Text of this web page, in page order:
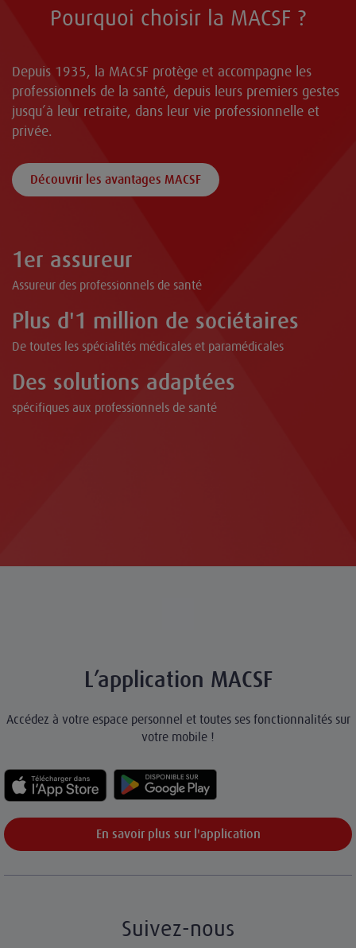
Pourquoi choisir la MACSF ?
Depuis 1935, la MACSF protège et accompagne les
professionnels de la santé, depuis leurs premiers gestes
jusqu’à leur retraite, dans leur vie professionnelle et
privée.
Découvrir les avantages MACSF
1er assureur
Assureur des professionnels de santé
Plus d'1 million de sociétaires
De toutes les spécialités médicales et paramédicales
Des solutions adaptées
spécifiques aux professionnels de santé
L’application MACSF
Accédez à votre espace personnel et toutes ses fonctionnalités sur
votre mobile !
En savoir plus sur l'application
Suivez-nous